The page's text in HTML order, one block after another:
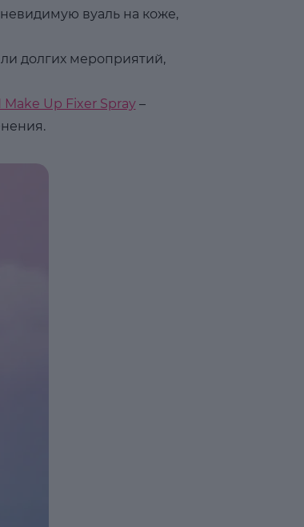
невидимую вуаль на коже,
долгих мероприятий,
Make Up Fixer Spray–